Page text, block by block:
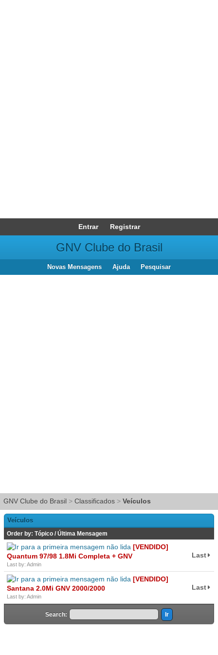
Entrar Registrar
GNV Clube do Brasil
Novas Mensagens Ajuda Pesquisar
GNV Clube do Brasil > Classificados > Veículos
Veículos
Order by: Tópico / Última Mensagem
[VENDIDO]
Quantum 97/98 1.8Mi Completa + GNV
Last by: Admin
Last
[VENDIDO]
Santana 2.0Mi GNV 2000/2000
Last by: Admin
Last
Search: